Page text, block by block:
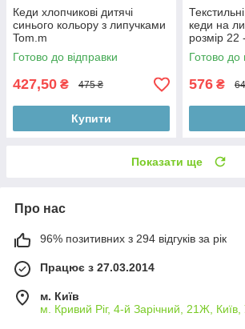
Кеди хлопчикові дитячі
синього кольору з липучками
Tom.m
Готово до відправки
427,50 ₴ 475 ₴
Купити
кеди на
розмір 22
Готово до
576 ₴
Показати ще
Про нас
96% позитивних з 294 відгуків за рік
Працює з 27.03.2014
м. Київ
м. Кривий Ріг, 4-й Зарічний, 21Ж, Київ,